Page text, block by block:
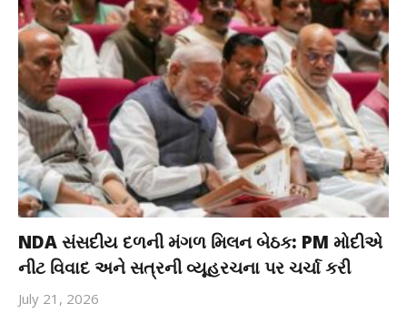
NDA સંસદીય દળની મંગળ મિલન બેઠક: PM મોદીએ
નીટ વિવાદ અને સત્રની વ્યૂહરચના પર ચર્ચા કરી
July 21, 2026